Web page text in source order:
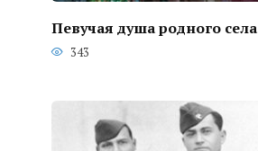
Певучая душа родного села
343